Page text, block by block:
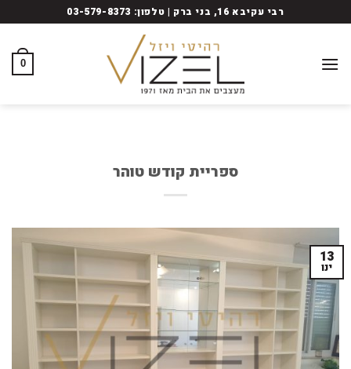
to
רבי עקיבא 16, בני ברק | טלפון: 03-579-8373
0
ספריית קודש טוהר
13
ינו